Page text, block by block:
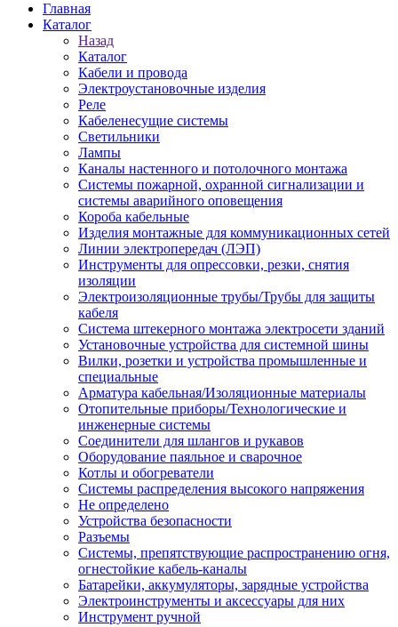
Главная
Каталог
Назад
Каталог
Кабели и провода
Электроустановочные изделия
Реле
Кабеленесущие системы
Светильники
Лампы
Каналы настенного и потолочного монтажа
Системы пожарной, охранной сигнализации и
системы аварийного оповещения
Короба кабельные
Изделия монтажные для коммуникационных сетей
Линии электропередач (ЛЭП)
Инструменты для опрессовки, резки, снятия
изоляции
Электроизоляционные трубы/Трубы для защиты
кабеля
Система штекерного монтажа электросети зданий
Установочные устройства для системной шины
Вилки, розетки и устройства промышленные и
специальные
Арматура кабельная/Изоляционные материалы
Отопительные приборы/Технологические и
инженерные системы
Соединители для шлангов и рукавов
Оборудование паяльное и сварочное
Котлы и обогреватели
Системы распределения высокого напряжения
Не определено
Устройства безопасности
Разъемы
Системы, препятствующие распространению огня,
огнестойкие кабель-каналы
Батарейки, аккумуляторы, зарядные устройства
Электроинструменты и аксессуары для них
Инструмент ручной